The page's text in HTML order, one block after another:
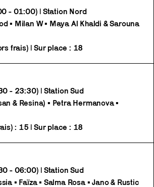
- 01:00) | Station Nord
• Milan W • Maya Al Khaldi & Sarouna
frais) | Sur place : 18
- 23:30) | Station Sud
& Resina) • Petra Hermanova •
: 15 | Sur place : 18
- 06:00) | Station Sud
• Faïza • Salma Rosa • Jano & Rustic